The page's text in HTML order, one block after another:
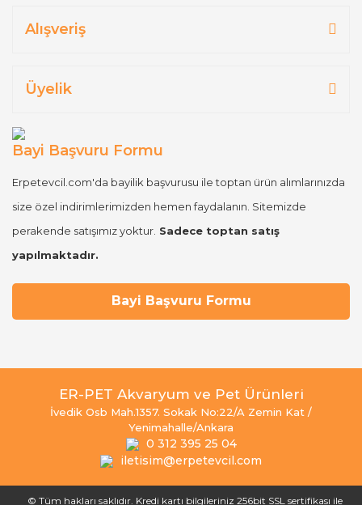
Alışveriş
Üyelik
Bayi Başvuru Formu
Erpetevcil.com'da bayilik başvurusu ile toptan ürün alımlarınızda
size özel indirimlerimizden hemen faydalanın. Sitemizde
perakende satışımız yoktur. Sadece toptan satış
yapılmaktadır.
Bayi Başvuru Formu
ER-PET Akvaryum ve Pet Ürünleri
İvedik Osb Mah.1357. Sokak No:22/A Zemin Kat /
Yenimahalle/Ankara
0 312 395 25 04
iletisim@erpetevcil.com
© Tüm hakları saklıdır. Kredi kartı bilgileriniz 256bit SSL sertifikası ile